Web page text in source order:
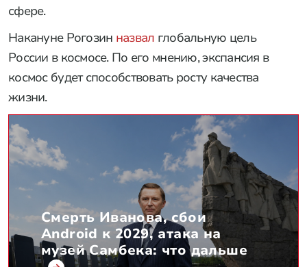
сфере.
Накануне Рогозин назвал глобальную цель
России в космосе. По его мнению, экспансия в
космос будет способствовать росту качества
жизни.
Смерть Иванова, сбои
Android к 2029, атака на
музей Самбека: что дальше